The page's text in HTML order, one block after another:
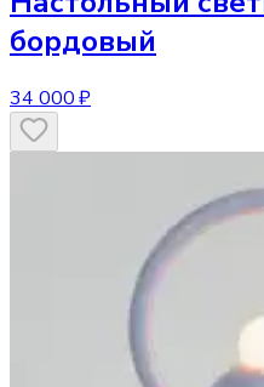
бордовый
34 000 ₽